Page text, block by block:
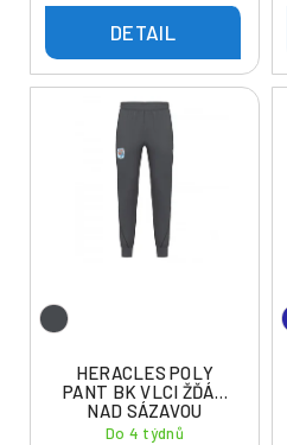
DETAIL
HERACLES POLY
PANT BK VLCI ŽĎÁR
NAD SÁZAVOU
Do 4 týdnů